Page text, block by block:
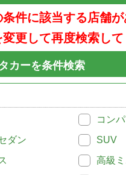
件に該当する店舗が
更して再度検索して
カーを条件検索
コン
ダン
SUV
高級